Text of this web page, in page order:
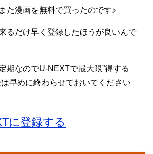
た漫画を無料で買ったのです♪
るだけ早く登録したほうが良いんで
期なのでU-NEXTで最大限”得する
早めに終わらせておいてください
に登録する